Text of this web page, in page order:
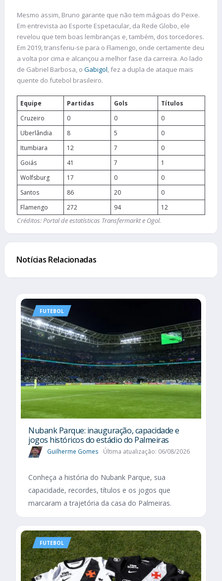
Mesmo assim, Bruno garante que não tem mágoas do Peixe.
Em entrevista ao Esporte Espetacular, da Rede Globo, ele
revelou que tem boas lembranças e, também, dos torcedores.
Em 2019, transferiu-se para o Flamengo, onde certamente deu
a volta por cima e alcançou a melhor fase da carreira. Ao lado
de Gabriel Barbosa, o Gabigol, fez a dupla de ataque mais
quente do futebol brasileiro.
Equipe Partidas Gols
Títulos
Cruzeiro
0 0
0
Uberlândia
8 5
0
Itumbiara
12 7
0
Goiás
41 7
1
Wolfsburg
17 0
0
Santos
86 20
0
Flamengo
272 94 12
Créditos: Portal de estatísticas Transfermarkt e Ogol.
Notícias Relacionadas
FUTEBOL
Nubank Parque: inauguração, capacidade e
jogos históricos do estádio do Palmeiras
Guilherme Gomes Última atualização: 06/08/2026
Conheça a história do Nubank Parque, sua
capacidade, recordes, títulos e os jogos que
marcaram a trajetória da casa do Palmeiras.
FUTEBOL